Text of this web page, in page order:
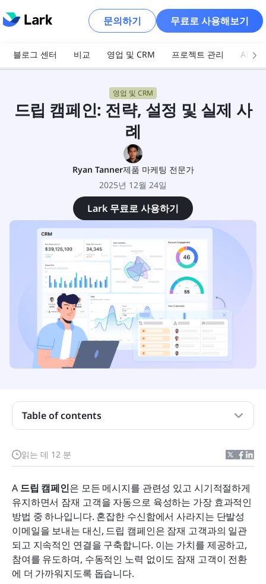
문의하기 무료로 사용해보기
블로그 센터 비교 영업 및 CRM 프로젝트 관리 AI 및
영업 및 CRM
드립 캠페인: 전략, 설정 및 실제 사
례
Ryan Tanner제품 마케팅 전문가
2025년 12월 24일
Lark 무료로 사용하기
읽는 데 12 분
A 드립 캠페인은 모든 메시지를 관련성 있고 시기적절하게
유지하면서 잠재 고객을 자동으로 육성하는 가장 효과적인
방법 중 하나입니다. 혼잡한 수신함에서 사라지는 단발성
이메일을 보내는 대신, 드립 캠페인은 잠재 고객과의 일관
되고 지속적인 연결을 구축합니다. 이는 가치를 제공하고,
참여를 유도하며, 수동적인 노력 없이도 잠재 고객이 전환
에 더 가까워지도록 돕습니다.
Table of contents
드립 캠페인은 무엇입니까
실제로 효과적인 드립 캠페인 사례
크플로를 간소화하세요
성공 측정 및 일반적인 함정 피하기
드립 캠페인과 확장의 미래
결론
자주 묻는 질문
관련 읽기